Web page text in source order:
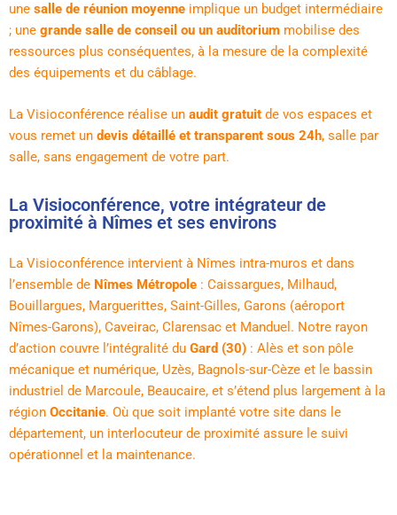
une salle de réunion moyenne implique un budget intermédiaire
; une grande salle de conseil ou un auditorium mobilise des
ressources plus conséquentes, à la mesure de la complexité
des équipements et du câblage.
La Visioconférence réalise un audit gratuit de vos espaces et
vous remet un devis détaillé et transparent sous 24h, salle par
salle, sans engagement de votre part.
La Visioconférence, votre intégrateur de
proximité à Nîmes et ses environs
La Visioconférence intervient à Nîmes intra-muros et dans
l’ensemble de Nîmes Métropole : Caissargues, Milhaud,
Bouillargues, Marguerittes, Saint-Gilles, Garons (aéroport
Nîmes-Garons), Caveirac, Clarensac et Manduel. Notre rayon
d’action couvre l’intégralité du Gard (30) : Alès et son pôle
mécanique et numérique, Uzès, Bagnols-sur-Cèze et le bassin
industriel de Marcoule, Beaucaire, et s’étend plus largement à la
région Occitanie. Où que soit implanté votre site dans le
département, un interlocuteur de proximité assure le suivi
opérationnel et la maintenance.